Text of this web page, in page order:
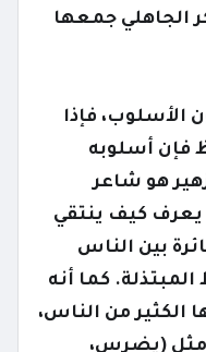
الجاهلي جمعها
الأسلوب، فإذا
فإن أسلوبه
هو شاعر
يعرف كيف ينتقي
بين الناس
كما أنه
الكثير من الناس،
مثل (يضرس،